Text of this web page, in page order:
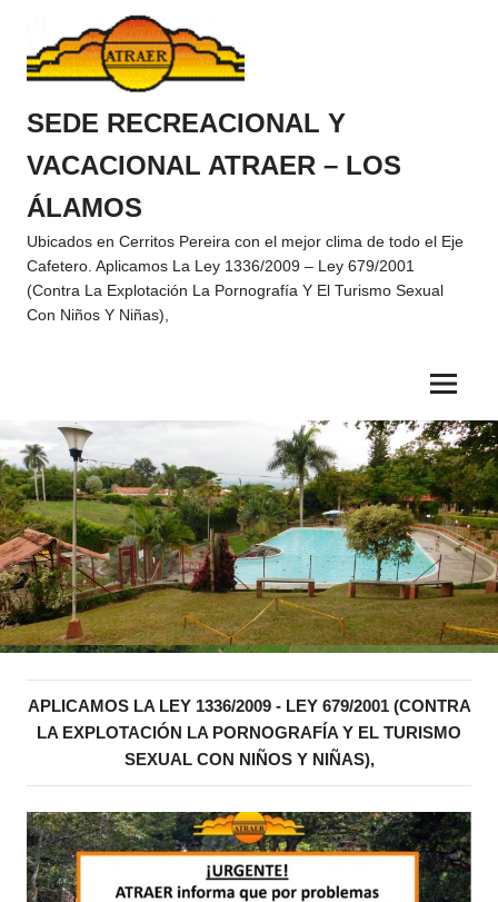
contenido
SEDE RECREACIONAL Y
VACACIONAL ATRAER – LOS
ÁLAMOS
Ubicados en Cerritos Pereira con el mejor clima de todo el Eje
Cafetero. Aplicamos La Ley 1336/2009 – Ley 679/2001
(Contra La Explotación La Pornografía Y El Turismo Sexual
Con Niños Y Niñas),
Menu
APLICAMOS LA LEY 1336/2009 - LEY 679/2001 (CONTRA
LA EXPLOTACIÓN LA PORNOGRAFÍA Y EL TURISMO
SEXUAL CON NIÑOS Y NIÑAS),